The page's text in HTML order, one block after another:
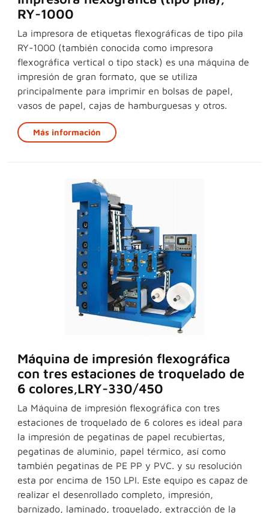
RY-1000
La impresora de etiquetas flexográficas de tipo pila
RY-1000 (también conocida como impresora
flexográfica vertical o tipo stack) es una máquina de
impresión de gran formato, que se utiliza
principalmente para imprimir en bolsas de papel,
vasos de papel, cajas de hamburguesas y otros.
Más información
Máquina de impresión flexográfica
con tres estaciones de troquelado de
6 colores,LRY-330/450
La Máquina de impresión flexográfica con tres
estaciones de troquelado de 6 colores es ideal para
la impresión de pegatinas de papel recubiertas,
pegatinas de aluminio, papel térmico, así como
también pegatinas de PE PP y PVC. y su resolución
esta por encima de 150 LPI. Este equipo es capaz de
realizar el desenrollado completo, impresión,
barnizado, laminado, troquelado, extracción de la